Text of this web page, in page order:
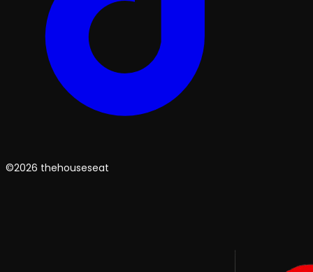
©2026 thehouseseat